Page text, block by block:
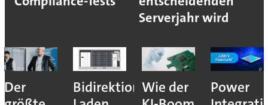
Serverjahr wird
Der
BidirektionalesWie der
Power